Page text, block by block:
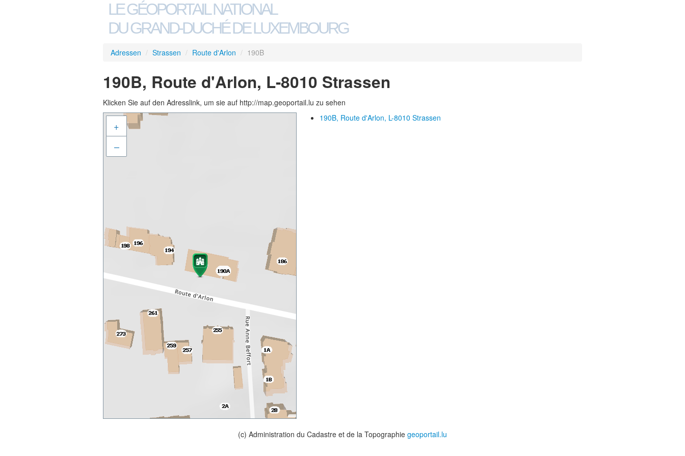
LE GÉOPORTAIL NATIONAL
DU GRAND-DUCHÉ DE LUXEMBOURG
Adressen / Strassen / Route d'Arlon / 190B
190B, Route d'Arlon, L-8010 Strassen
Klicken Sie auf den Adresslink, um sie auf http://map.geoportail.lu zu sehen
+
–
190B, Route d'Arlon, L-8010 Strassen
(c) Administration du Cadastre et de la Topographie geoportail.lu